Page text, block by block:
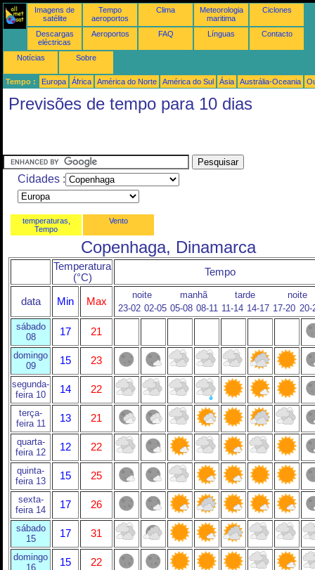
Imagens de
satélite
Tempo
aeroportos
Clima
Meteorologia
maritima
Ciclones
Descargas
eléctricas
Aeroportos FAQ Línguas Contacto
Notícias Sobre
Tempo : Europa África América do Norte América do Sul Ásia Austrália-Oceania
Previsões de tempo para 10 dias
Cidades :
temperaturas,
Tempo
Vento
Copenhaga, Dinamarca
Temperatura
(°C)
Tempo
data Min Max
noite manhã tarde
noite
23-02 02-05 05-08 08-11 11-14 14-17 17-20 20-
sábado
08
17 21
domingo
09
15 23
segunda-
feira 10
14 22
terça-
feira 11
13 21
quarta-
feira 12
12 22
quinta-
feira 13
15 25
sexta-
feira 14
17 26
sábado
15
17 31
domingo
16
15 22